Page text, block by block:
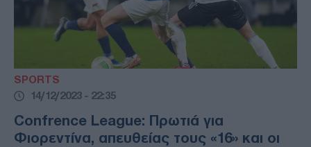
SPORTS
14/12/2023 - 22:35
Confrence League: Πρωτιά για
Φιορεντίνα, απευθείας τους «16» και οι